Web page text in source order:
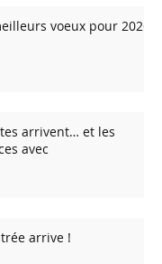
voeux pour 2026
arrivent… et les
avec
arrive !